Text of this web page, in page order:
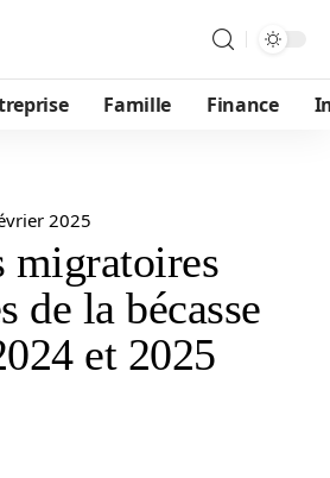
Famille Finance
2025
migratoires
de la bécasse
et 2025